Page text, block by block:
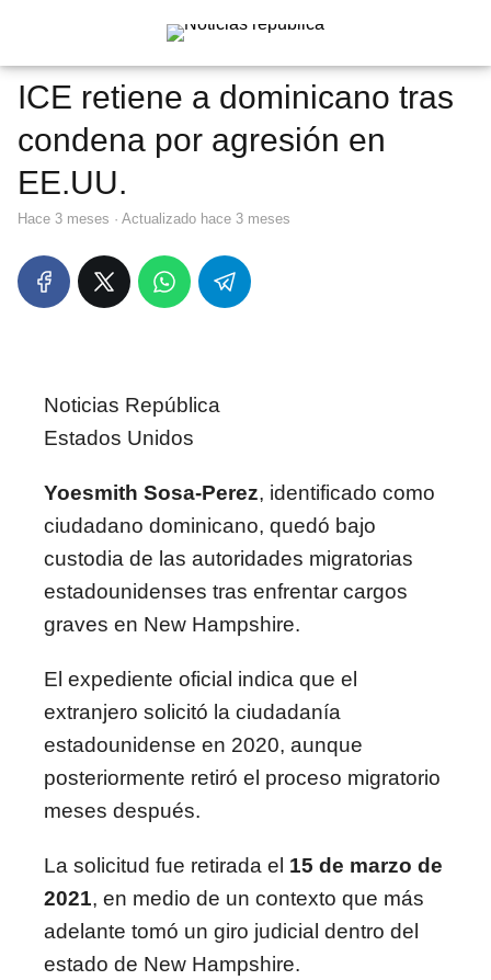
ICE retiene a dominicano tras
condena por agresión en
EE.UU.
hace 3 meses · Actualizado hace 3 meses
Noticias República
Estados Unidos
Yoesmith Sosa-Perez, identificado como
ciudadano dominicano, quedó bajo
custodia de las autoridades migratorias
estadounidenses tras enfrentar cargos
graves en New Hampshire.
El expediente oficial indica que el
extranjero solicitó la ciudadanía
estadounidense en 2020, aunque
posteriormente retiró el proceso migratorio
meses después.
La solicitud fue retirada el 15 de marzo de
2021, en medio de un contexto que más
adelante tomó un giro judicial dentro del
estado de New Hampshire.